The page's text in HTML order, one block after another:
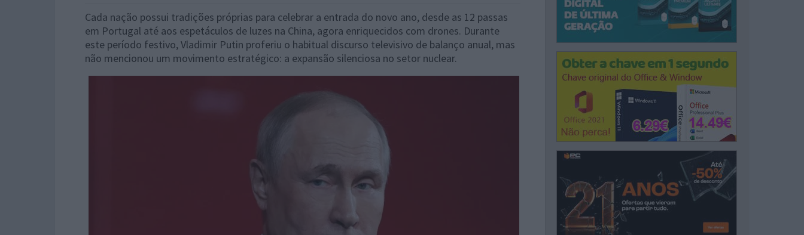
Cada nação possui tradições próprias para celebrar a entrada do novo ano, desde as 12 passas
em Portugal até aos espetáculos de luzes na China, agora enriquecidos com drones. Durante
este período festivo, Vladimir Putin proferiu o habitual discurso televisivo de balanço anual, mas
não mencionou um movimento estratégico: a expansão silenciosa no setor nuclear.